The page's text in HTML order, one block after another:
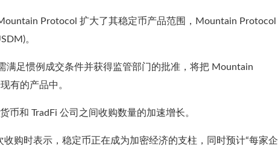
Protocol 扩大了其稳定币产品范围，Mountain Protocol
。
满足惯例成交条件并获得监管部门的批准，将把 Mountain
有的产品中。
币和 TradFi 公司之间 收购数量的加速增长。
购时表示，稳定币正在成为加密经济的支柱，同时预计“每家企